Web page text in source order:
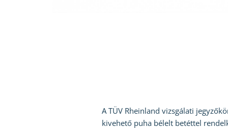
A TÜV Rheinland vizsgálati
kivehető puha bélelt betéttel